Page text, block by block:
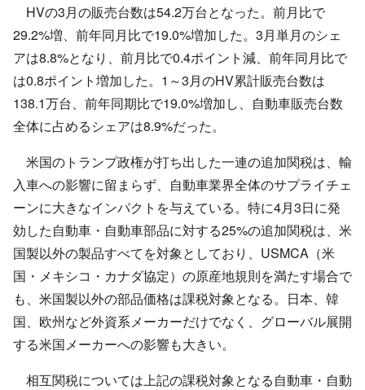
HVの3月の販売台数は54.2万台となった。前月比で
29.2%増、前年同月比で19.0%増加した。3月単月のシェ
アは8.8%となり、前月比で0.4ポイント減、前年同月比で
は0.8ポイント増加した。1～3月のHV累計販売台数は
138.1万台、前年同期比で19.0%増加し、自動車販売台数
全体に占めるシェアは8.9%だった。
米国のトランプ政権が打ち出した一連の追加関税は、輸
入車への影響に留まらず、自動車業界全体のサプライチェ
ーンに大きなインパクトを与えている。特に4月3日に発
効した自動車・自動車部品に対する25%の追加関税は、米
国製以外の製品すべてを対象としており、USMCA（米
国・メキシコ・カナダ協定）の原産地規則を満たす場合で
も、米国製以外の部品価格は課税対象となる。日本、韓
国、欧州など外資系メーカーだけでなく、グローバル展開
する米国メーカーへの影響も大きい。
相互関税については上記の課税対象となる自動車・自動